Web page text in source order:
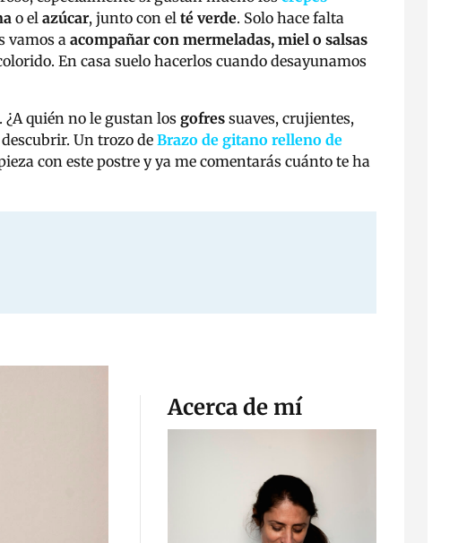
o el azúcar, junto con elté verde. Solo hace falta
vamos aacompañar con mermeladas, miel o salsas
En casa suelo hacerlos cuando desayunamos
¿A quién no le gustan losgofres suaves, crujientes,
Un trozo deBrazo de gitano relleno de
con este postre y ya me comentarás cuánto te ha
Acerca de mí